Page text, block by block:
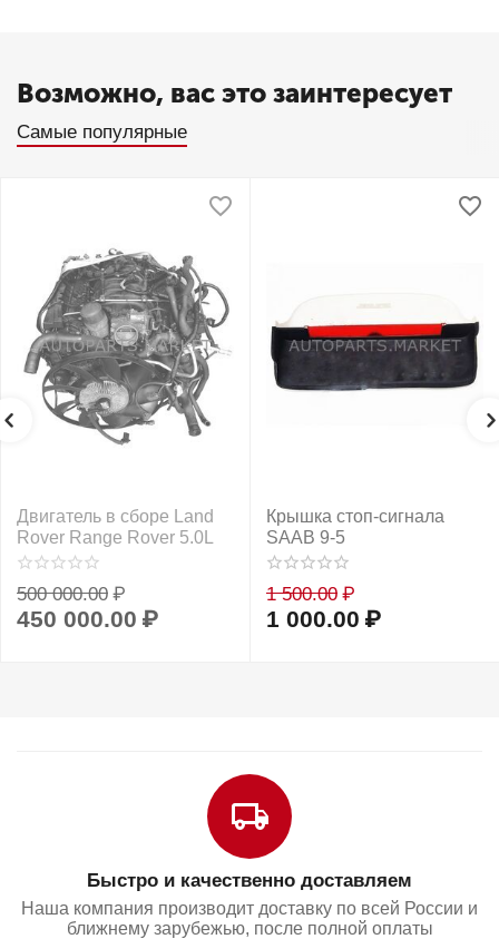
Возможно, вас это заинтересует
Самые популярные
Двигатель в сборе Land
Rover Range Rover 5.0L
500 000.00 ₽
450 000.00 ₽
Крышка стоп-сигнала
SAAB 9-5
1 500.00 ₽
1 000.00 ₽
Быстро и качественно доставляем
Наша компания производит доставку по всей России и
ближнему зарубежью, после полной оплаты